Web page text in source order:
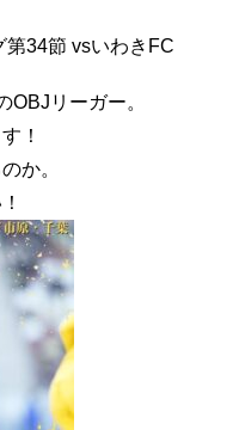
34節 vsいわきFC
リーガー。
！
か。